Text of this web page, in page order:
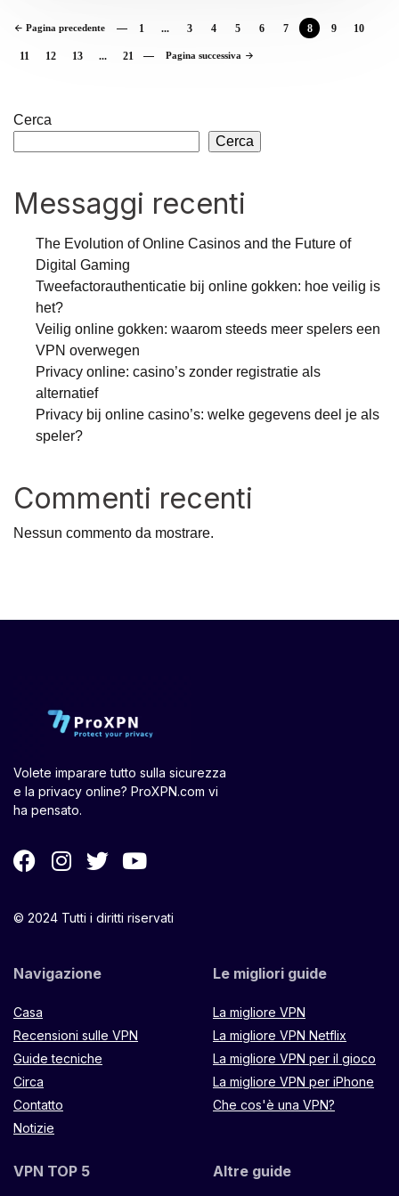
Pagina precedente 1 ... 3 4 5 6 7 8 9 10
11 12 13 ... 21 Pagina successiva
Cerca
Cerca
Messaggi recenti
The Evolution of Online Casinos and the Future of
Digital Gaming
Tweefactorauthenticatie bij online gokken: hoe veilig is
het?
Veilig online gokken: waarom steeds meer spelers een
VPN overwegen
Privacy online: casino’s zonder registratie als
alternatief
Privacy bij online casino’s: welke gegevens deel je als
speler?
Commenti recenti
Nessun commento da mostrare.
Volete imparare tutto sulla sicurezza
e la privacy online? ProXPN.com vi
ha pensato.
© 2024 Tutti i diritti riservati
Navigazione
Casa
Recensioni sulle VPN
Guide tecniche
Circa
Contatto
Notizie
Le migliori guide
La migliore VPN
La migliore VPN Netflix
La migliore VPN per il gioco
La migliore VPN per iPhone
Che cos'è una VPN?
VPN TOP 5 Altre guide